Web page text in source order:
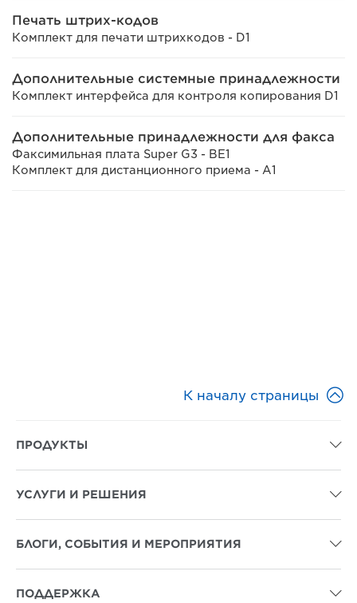
Печать штрих-кодов
Комплект для печати штрихкодов - D1
Дополнительные системные принадлежности
Комплект интерфейса для контроля копирования D1
Дополнительные принадлежности для факса
Факсимильная плата Super G3 - BE1
Комплект для дистанционного приема - A1
К началу страницы 
ПРОДУКТЫ 
УСЛУГИ И РЕШЕНИЯ 
БЛОГИ, СОБЫТИЯ И МЕРОПРИЯТИЯ 
ПОДДЕРЖКА 